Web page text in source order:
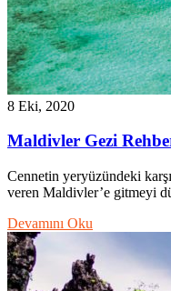
8 Eki, 2020
Maldivler Gezi
Cennetin yeryüzündeki
veren Maldivler’e gitmeyi
Devamını Oku